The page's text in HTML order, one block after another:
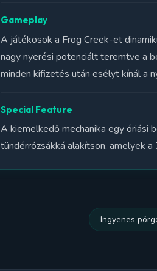
Gameplay
A játékosok a Frog Creek-et
nagy nyerési potenciált teremtve a
minden kifizetés után esélyt kínál a
Special Feature
A kiemelkedő mechanika egy óriási
tündérrózsákká alakítson, amelyek
Ingyenes